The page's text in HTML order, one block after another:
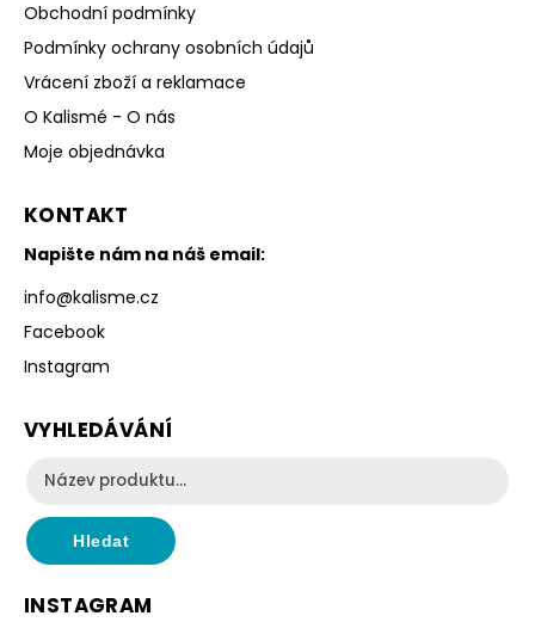
Obchodní podmínky
Podmínky ochrany osobních údajů
Vrácení zboží a reklamace
O Kalismé - O nás
Moje objednávka
KONTAKT
Napište nám na náš email:
info@kalisme.cz
Facebook
Instagram
VYHLEDÁVÁNÍ
Hledat
INSTAGRAM